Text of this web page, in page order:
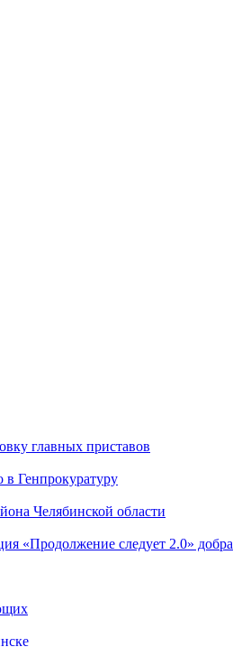
главных приставов
в Генпрокуратуру
Челябинской области
«Продолжение следует 2.0»